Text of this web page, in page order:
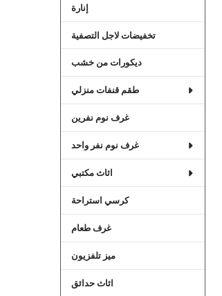
إنارة
تخفيضات لاجل التصفية
ديكورات من خشب
طقم قنفات منزلي
غرف نوم نفرين
غرف نوم نفر واحد
اثاث مكتبي
كرسي استراحة
غرف طعام
ميز تلفزيون
اثاث حدائق